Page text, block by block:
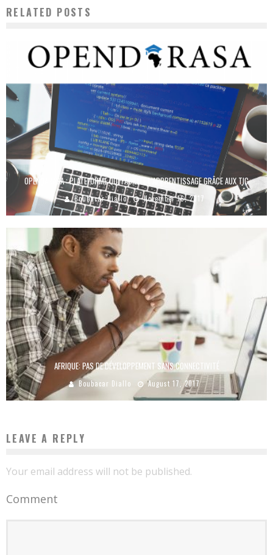
RELATED POSTS
OPENDARASA : PLATEFORME QUI FACILITE L’APPRENTISSAGE GRÂCE AUX TIC
Boubacar Diallo November 16, 2017
AFRIQUE: PAS DE DÉVELOPPEMENT SANS CONNECTIVITÉ
Boubacar Diallo August 17, 2017
LEAVE A REPLY
Your email address will not be published.
Comment